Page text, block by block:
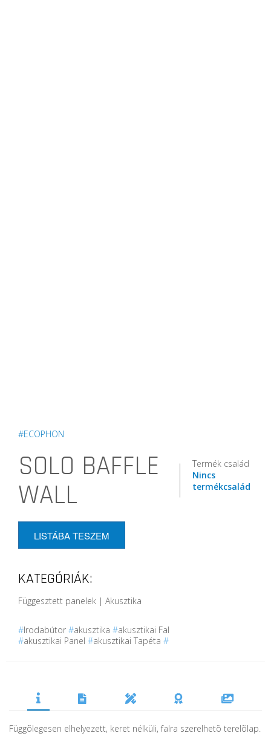
#ECOPHON
SOLO BAFFLE
WALL
Termék család
Nincs
termékcsalád
LISTÁBA TESZEM
KATEGÓRIÁK:
Függesztett panelek | Akusztika
#Irodabútor #akusztika #akusztikai Fal
#akusztikai Panel #akusztikai Tapéta #
Függõlegesen elhelyezett, keret nélküli, falra szerelhetõ terelõlap.